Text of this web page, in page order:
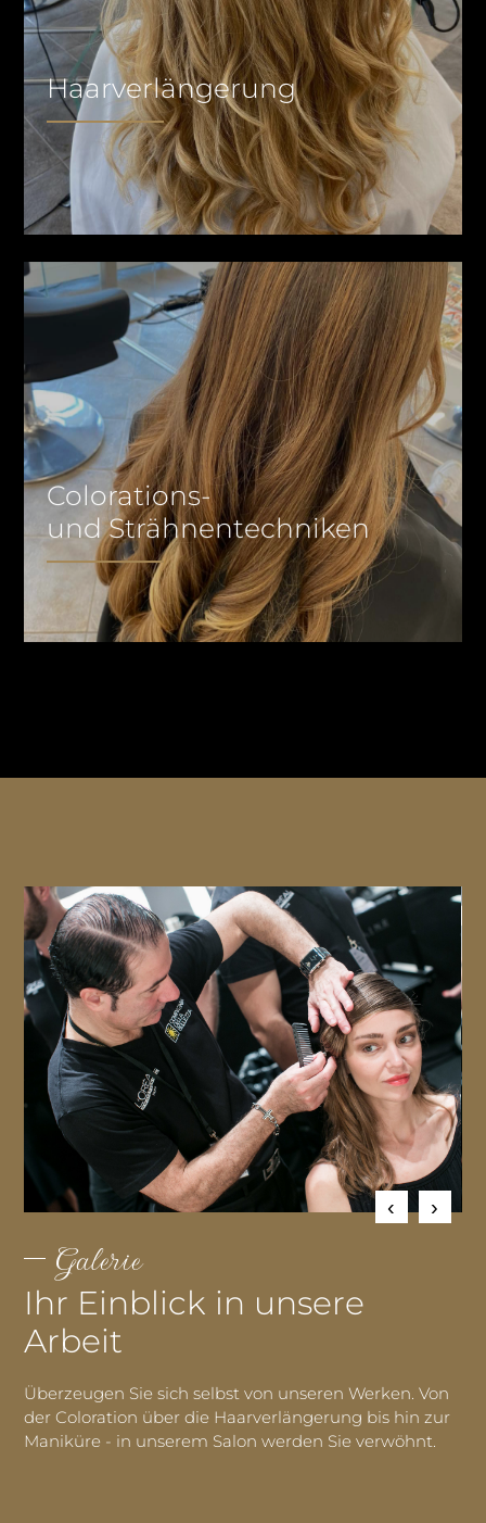
Haarverlängerung
Colorations-
und Strähnentechniken
Galerie
Ihr Einblick in unsere
Arbeit
Überzeugen Sie sich selbst von unseren Werken. Von
der Coloration über die Haarverlängerung bis hin zur
Maniküre - in unserem Salon werden Sie verwöhnt.